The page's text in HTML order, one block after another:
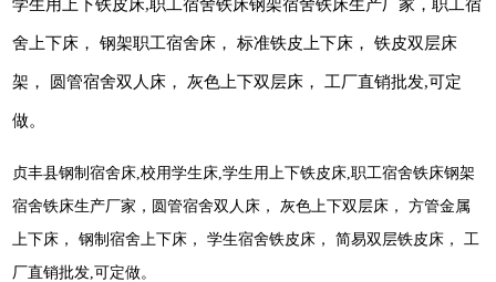
学生用上下铁皮床,职工宿舍铁床钢架宿舍铁床生产厂家，职工宿
舍上下床， 钢架职工宿舍床， 标准铁皮上下床， 铁皮双层床
架， 圆管宿舍双人床， 灰色上下双层床， 工厂直销批发,可定
做。
贞丰县钢制宿舍床,校用学生床,学生用上下铁皮床,职工宿舍铁床钢架
宿舍铁床生产厂家，圆管宿舍双人床， 灰色上下双层床， 方管金属
上下床， 钢制宿舍上下床， 学生宿舍铁皮床， 简易双层铁皮床， 工
厂直销批发,可定做。